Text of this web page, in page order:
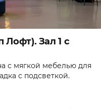
Зал 1 с
с мягкой мебелью для
с подсветкой.